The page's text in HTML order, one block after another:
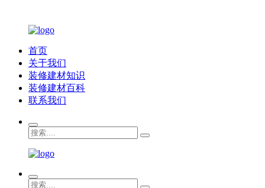
首页
关于我们
装修建材知识
装修建材百科
联系我们